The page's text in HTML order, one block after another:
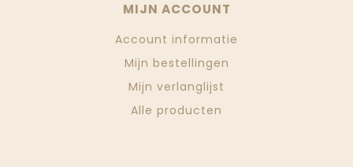
MIJN ACCOUNT
Account informatie
Mijn bestellingen
Mijn verlanglijst
Alle producten